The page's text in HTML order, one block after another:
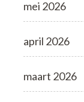
mei 2026
april 2026
maart 2026